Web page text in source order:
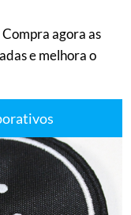
agora as
e melhora o